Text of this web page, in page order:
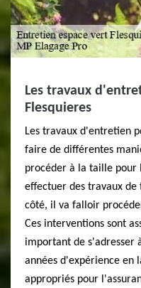
Les travaux
Flesquieres
Les travaux d'entretien
faire de différentes
procéder à la taille pour
effectuer des travaux
côté, il va falloir
Ces interventions sont
important de s'adresser
années d'expérience en
appropriés pour